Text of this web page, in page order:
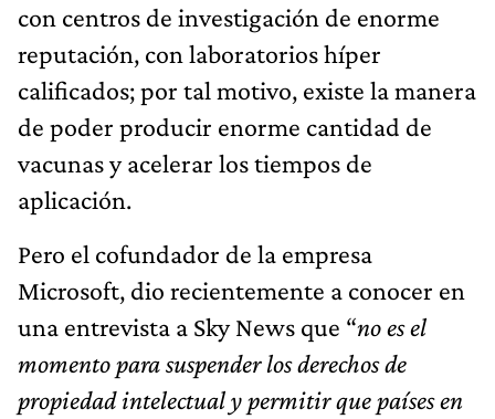
con centros de investigación de enorme
reputación, con laboratorios híper
calificados; por tal motivo, existe la manera
de poder producir enorme cantidad de
vacunas y acelerar los tiempos de
aplicación.
Pero el cofundador de la empresa
Microsoft, dio recientemente a conocer en
una entrevista a Sky News que “no es el
momento para suspender los derechos de
propiedad intelectual y permitir que países en